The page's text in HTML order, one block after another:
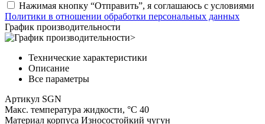
Нажимая кнопку “Отправить”, я соглашаюсь с условиями
Политики в отношении обработки персональных данных
График производительности
Технические характеристики
Описание
Все параметры
Артикул SGN
Макс. температура жидкости, °C 40
Материал корпуса Износостойкий чугун